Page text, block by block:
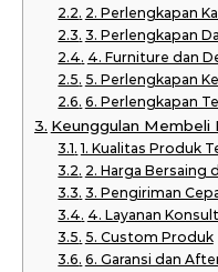
2. Perlengkapan
3. Perlengkapan
4. Furniture dan
5. Perlengkapan
6. Perlengkapan
Keunggulan Membeli
1. Kualitas Produk
2. Harga Bersaing
3. Pengiriman
4. Layanan
5. Custom Produk
6. Garansi dan